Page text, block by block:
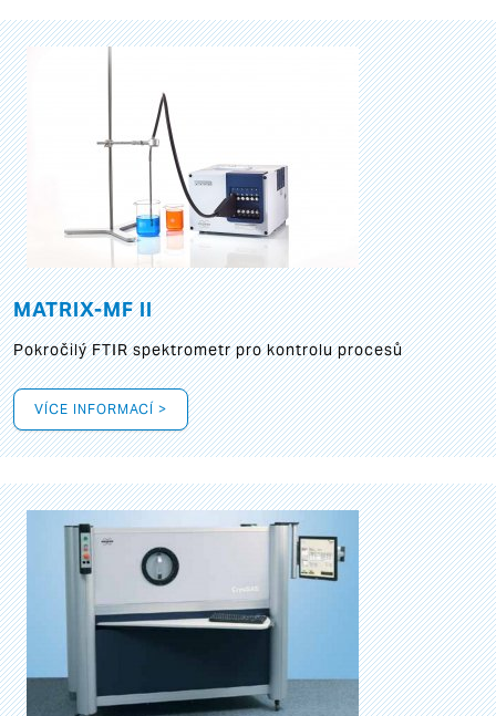
MATRIX-MF II
Pokročilý FTIR spektrometr pro kontrolu procesů
VÍCE INFORMACÍ >